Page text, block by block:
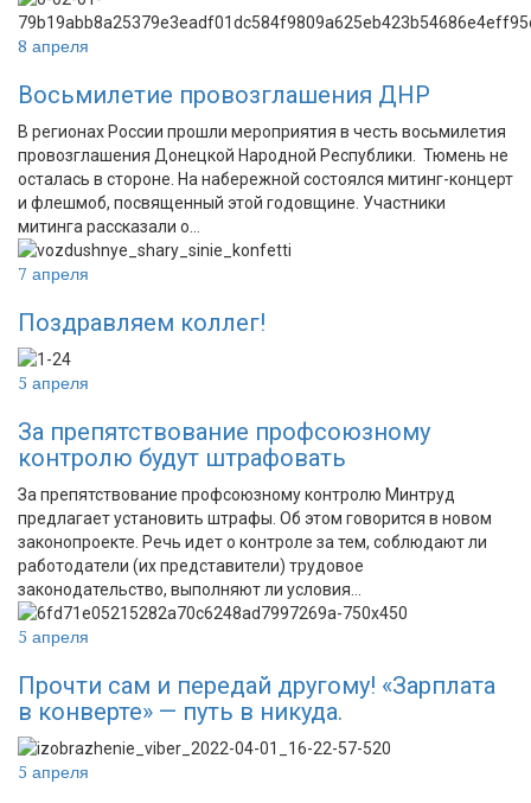
8 апреля
Восьмилетие провозглашения ДНР
В регионах России прошли мероприятия в честь восьмилетия
провозглашения Донецкой Народной Республики. Тюмень не
осталась в стороне. На набережной состоялся митинг-концерт
и флешмоб, посвященный этой годовщине. Участники
митинга рассказали о…
7 апреля
Поздравляем коллег!
5 апреля
За препятствование профсоюзному
контролю будут штрафовать
За препятствование профсоюзному контролю Минтруд
предлагает установить штрафы. Об этом говорится в новом
законопроекте. Речь идет о контроле за тем, соблюдают ли
работодатели (их представители) трудовое
законодательство, выполняют ли условия…
5 апреля
Прочти сам и передай другому! «Зарплата
в конверте» — путь в никуда.
5 апреля